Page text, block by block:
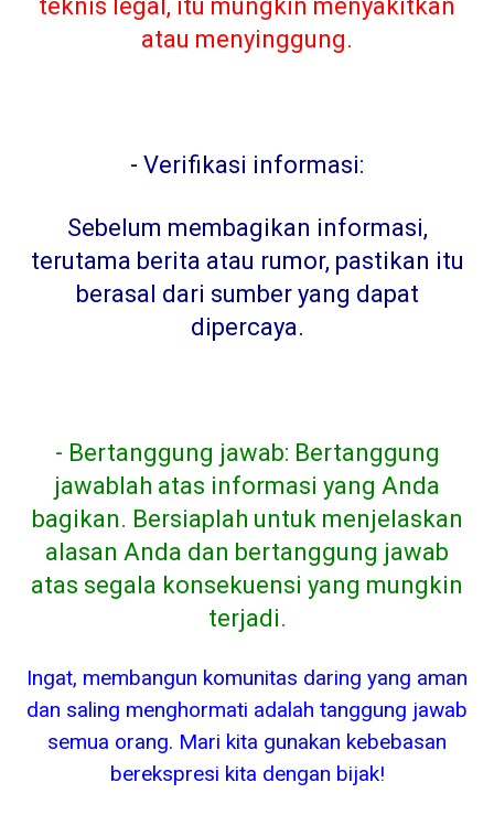
teknis legal, itu mungkin menyakitkan
atau menyinggung.
- Verifikasi informasi:
Sebelum membagikan informasi,
terutama berita atau rumor, pastikan itu
berasal dari sumber yang dapat
dipercaya.
- Bertanggung jawab: Bertanggung
jawablah atas informasi yang Anda
bagikan. Bersiaplah untuk menjelaskan
alasan Anda dan bertanggung jawab
atas segala konsekuensi yang mungkin
terjadi.
Ingat, membangun komunitas daring yang aman
dan saling menghormati adalah tanggung jawab
semua orang. Mari kita gunakan kebebasan
berekspresi kita dengan bijak!